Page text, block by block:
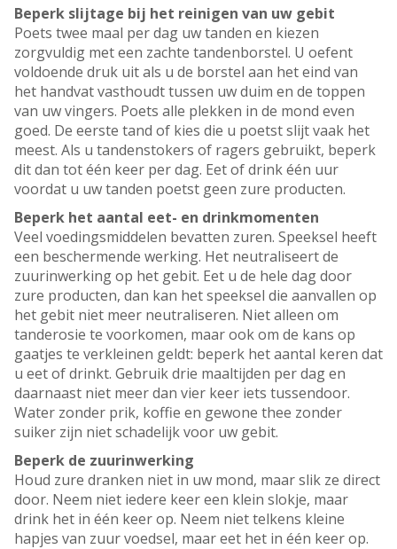
Beperk slijtage bij het reinigen van uw gebit
Poets twee maal per dag uw tanden en kiezen
zorgvuldig met een zachte tandenborstel. U oefent
voldoende druk uit als u de borstel aan het eind van
het handvat vasthoudt tussen uw duim en de toppen
van uw vingers. Poets alle plekken in de mond even
goed. De eerste tand of kies die u poetst slijt vaak het
meest. Als u tandenstokers of ragers gebruikt, beperk
dit dan tot één keer per dag. Eet of drink één uur
voordat u uw tanden poetst geen zure producten.
Beperk het aantal eet- en drinkmomenten
Veel voedingsmiddelen bevatten zuren. Speeksel heeft
een beschermende werking. Het neutraliseert de
zuurinwerking op het gebit. Eet u de hele dag door
zure producten, dan kan het speeksel die aanvallen op
het gebit niet meer neutraliseren. Niet alleen om
tanderosie te voorkomen, maar ook om de kans op
gaatjes te verkleinen geldt: beperk het aantal keren dat
u eet of drinkt. Gebruik drie maaltijden per dag en
daarnaast niet meer dan vier keer iets tussendoor.
Water zonder prik, koffie en gewone thee zonder
suiker zijn niet schadelijk voor uw gebit.
Beperk de zuurinwerking
Houd zure dranken niet in uw mond, maar slik ze direct
door. Neem niet iedere keer een klein slokje, maar
drink het in één keer op. Neem niet telkens kleine
hapjes van zuur voedsel, maar eet het in één keer op.